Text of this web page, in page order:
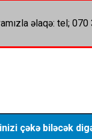
əlaqə: tel;
çəkə biləcək